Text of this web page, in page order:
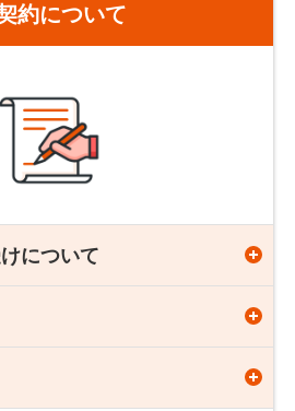
込日の翌月1日（契約日）時点での
更新日）の年齢が89歳以下の場
場合、保険料は高くなります。
約について
について